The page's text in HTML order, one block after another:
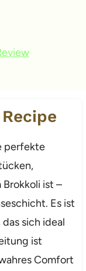
perfekte
ist –
Es ist
sich ideal
ist
Comfort